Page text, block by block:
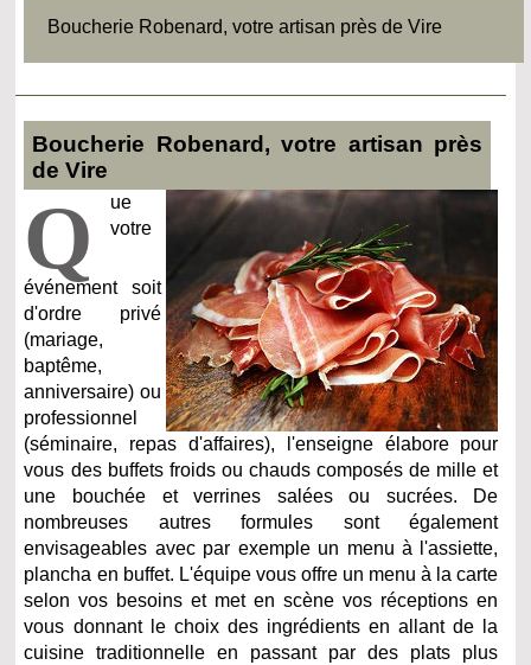
Boucherie Robenard, votre artisan près de Vire
Boucherie Robenard, votre artisan près
de Vire
Q
ue
votre
événement soit
d'ordre privé
(mariage,
baptême,
anniversaire) ou
professionnel
(séminaire, repas d'affaires), l'enseigne élabore pour
vous des buffets froids ou chauds composés de mille et
une bouchée et verrines salées ou sucrées. De
nombreuses autres formules sont également
envisageables avec par exemple un menu à l'assiette,
plancha en buffet. L'équipe vous offre un menu à la carte
selon vos besoins et met en scène vos réceptions en
vous donnant le choix des ingrédients en allant de la
cuisine traditionnelle en passant par des plats plus